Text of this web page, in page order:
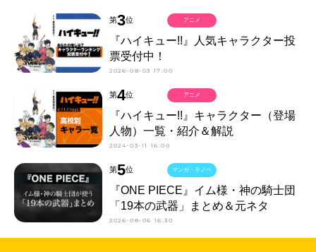
第3位
『ハイキュー!!』人気キャラクター投
票受付中！
2026-08-03 17:00
アニメ
第4位
『ハイキュー!!』キャラクター（登場
人物）一覧・紹介＆解説
2024-03-11 16:00
アニメ
第5位
『ONE PIECE』イム様・神の騎士団
「19本の武器」まとめ＆元ネタ
2026-08-06 16:30
マンガ・ラノベ